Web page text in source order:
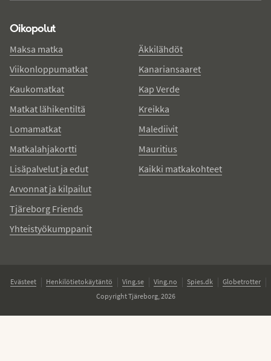
Oikopolut
Maksa matka
Viikonloppumatkat
Kaukomatkat
Matkat lähikentiltä
Lomamatkat
Matkalahjakortti
Lisäpalvelut ja edut
Arvonnat ja kilpailut
Tjäreborg Friends
Yhteistyökumppanit
Äkkilähdöt
Kanariansaaret
Kap Verde
Kreikka
Malediivit
Mauritius
Kaikki matkakohteet
Evästeet Henkilötietokäytäntö Ving.se Ving.no Spies.dk
Globetrotter
Copyright Tjäreborg, 2026